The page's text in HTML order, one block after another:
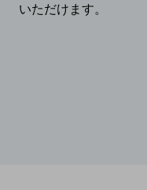
いただけます。